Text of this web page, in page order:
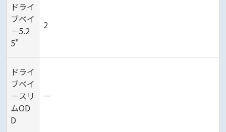
ドライ
ブベイ
－5.2
5"
2
ドライ
ブベイ
－スリ
ムOD
D
－